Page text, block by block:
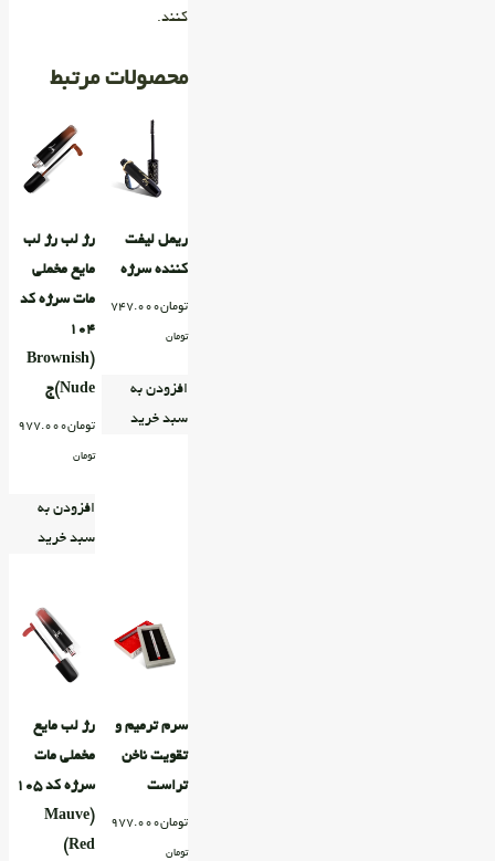
کنند.
محصولات مرتبط
ریمل لیفت
کننده سرژه
تومان747.000
تومان
افزودن به
سبد خرید
رژ لب رژ لب
مایع مخملی
مات سرژه کد
۱۰۴
(Brownish
Nude)ج
تومان977.000
تومان
افزودن به
سبد خرید
سرم ترمیم و
تقویت ناخن
تراست
تومان977.000
تومان
رژ لب مایع
مخملی مات
سرژه کد ۱۰۵
(Mauve
Red)